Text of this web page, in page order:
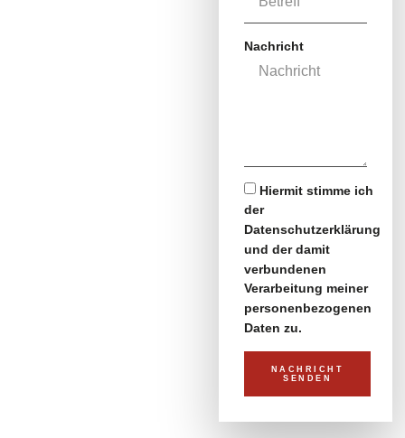
Nachricht
Hiermit stimme ich
der
Datenschutzerklärung
und der damit
verbundenen
Verarbeitung meiner
personenbezogenen
Daten zu.
NACHRICHT
SENDEN